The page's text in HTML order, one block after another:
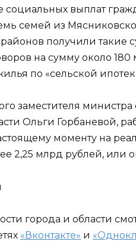
социальных выплат
семей из
получили такие
на сумму около 180
по «сельской
заместителя
Ольги Горбаневой,
моменту на
2,25 млрд рублей, или
города и области
«Вконтакте» и